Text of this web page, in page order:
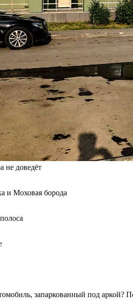
не доведёт
и Моховая борода
запаркованный под аркой?